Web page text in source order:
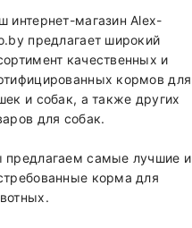
интернет-магазин Alex-
предлагает широкий
качественных и
кормов для
и собак, а также других
для собак.
самые лучшие и
корма для